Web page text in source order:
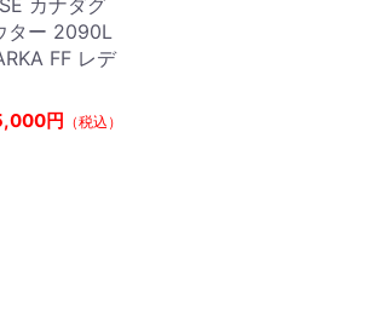
ター 2090L
FF レデ
円 （税込）